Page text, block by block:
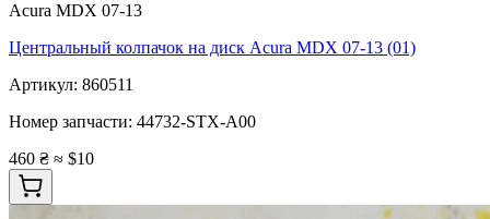
Acura MDX 07-13
Центральный колпачок на диск Acura MDX 07-13 (01)
Артикул: 860511
Номер запчасти: 44732-STX-A00
460 ₴ ≈ $10